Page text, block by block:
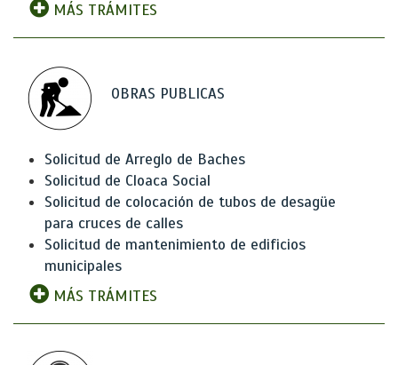
MÁS TRÁMITES
OBRAS PUBLICAS
Solicitud de Arreglo de Baches
Solicitud de Cloaca Social
Solicitud de colocación de tubos de desagüe
para cruces de calles
Solicitud de mantenimiento de edificios
municipales
MÁS TRÁMITES